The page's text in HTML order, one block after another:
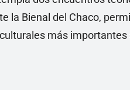
la Bienal del Chaco,
más importantes